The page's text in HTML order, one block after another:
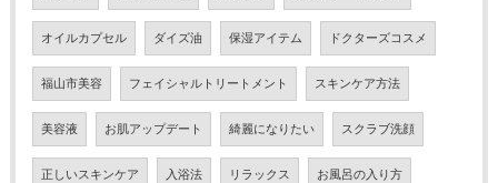
オイルカプセル ダイズ油 保湿アイテム ドクターズコスメ
福山市美容 フェイシャルトリートメント スキンケア方法
美容液 お肌アップデート 綺麗になりたい スクラブ洗顔
正しいスキンケア 入浴法 リラックス お風呂の入り方